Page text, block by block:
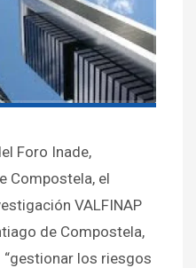
Foro Inade,
Compostela, el
VALFINAP
de Compostela,
los riesgos